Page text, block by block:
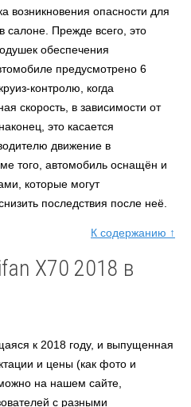
возникновения опасности для
Прежде всего, это
обеспечения
предусмотрено 6
контролю, когда
скорость, в зависимости от
это касается
движение в
того, автомобиль оснащён и
которые могут
последствия после неё.
К содержанию ↑
X70 2018 в
к 2018 году, и выпущенная
и цены (как фото и
на нашем сайте,
с разными